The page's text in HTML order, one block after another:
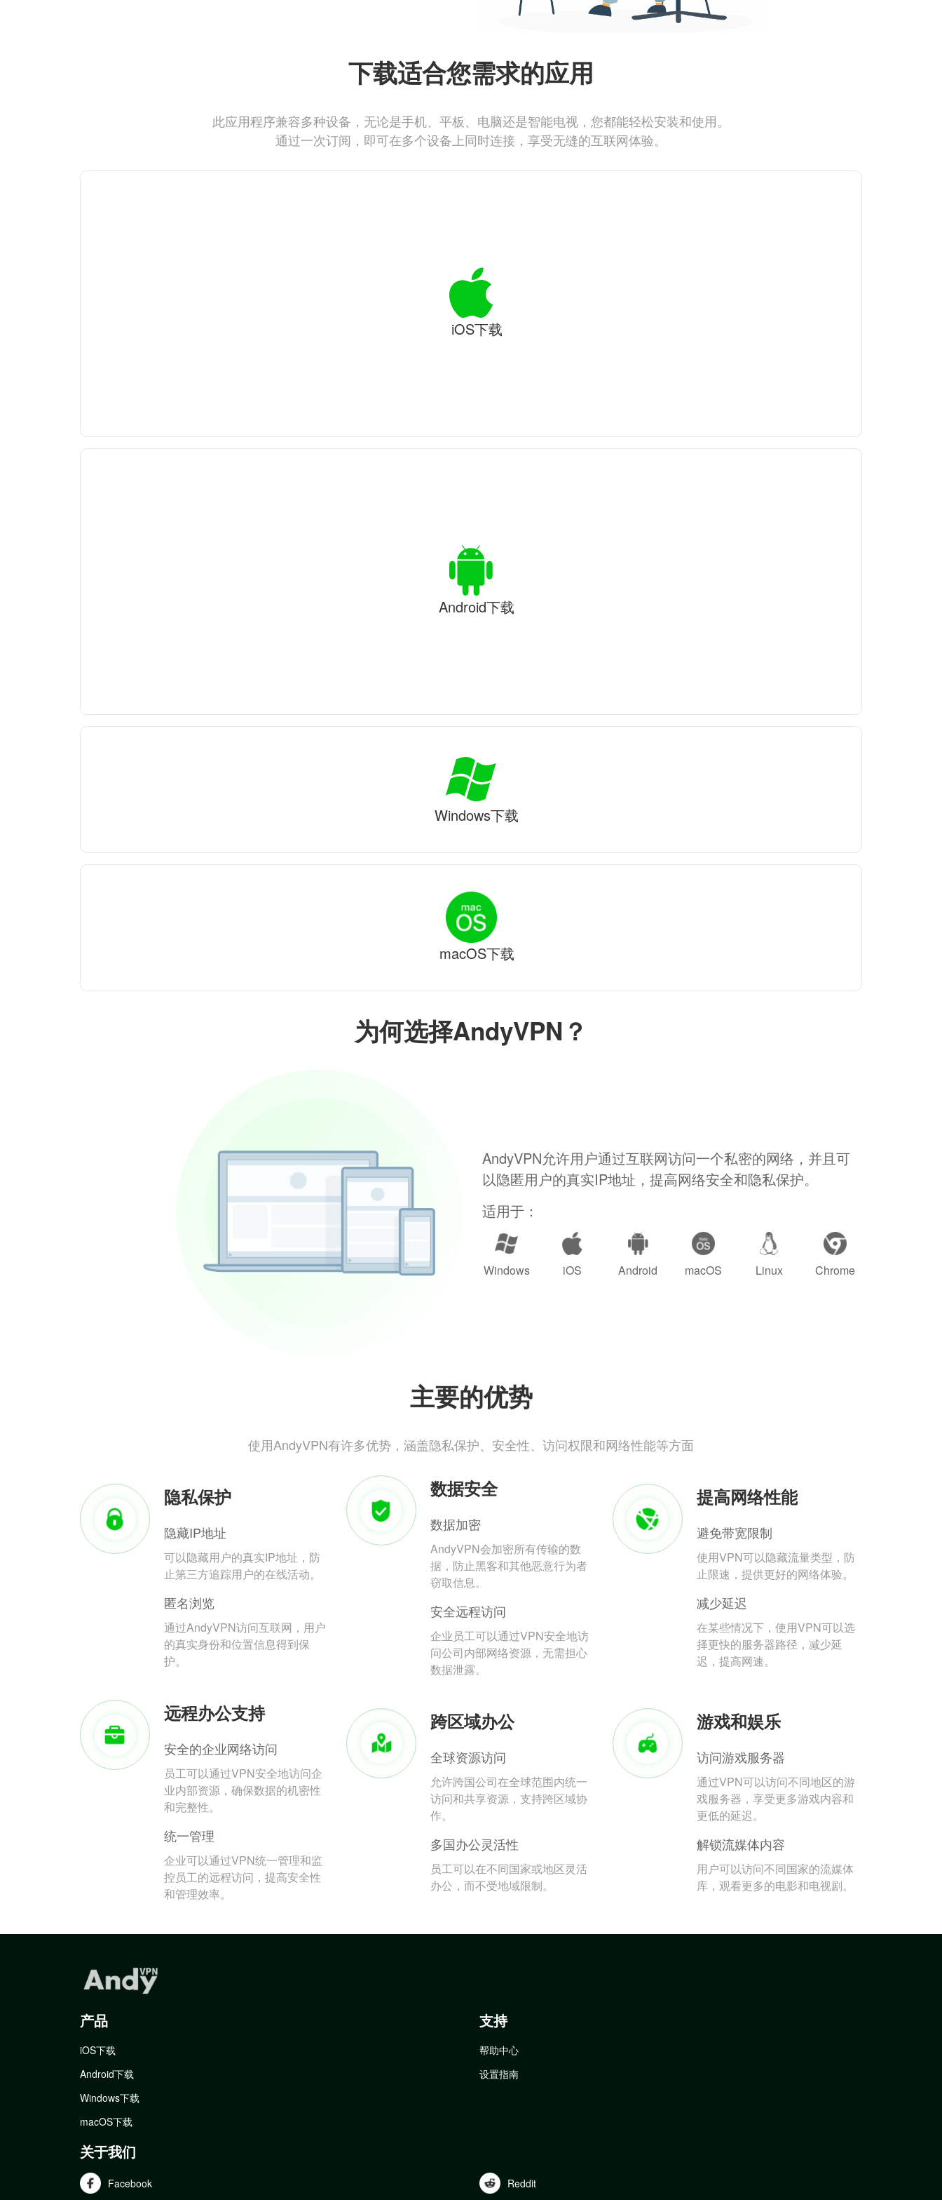
为何选择AndyVPN？
AndyVPN允许用户通过互联网访问一个私密的网络，并且可
以隐匿用户的真实IP地址，提高网络安全和隐私保护。
适用于：
Windows iOS Android macOS Linux Chrome
主要的优势
使用AndyVPN有许多优势，涵盖隐私保护、安全性、访问权限和网络性能等方面
隐私保护
隐藏IP地址
可以隐藏用户的真实IP地址，防
止第三方追踪用户的在线活动。
匿名浏览
通过AndyVPN访问互联网，用户
的真实身份和位置信息得到保
护。
数据安全
数据加密
AndyVPN会加密所有传输的数
据，防止黑客和其他恶意行为者
窃取信息。
安全远程访问
企业员工可以通过VPN安全地访
问公司内部网络资源，无需担心
数据泄露。
提高网络性能
避免带宽限制
使用VPN可以隐藏流量类型，防
止限速，提供更好的网络体验。
减少延迟
在某些情况下，使用VPN可以选
择更快的服务器路径，减少延
迟，提高网速。
远程办公支持
安全的企业网络访问
员工可以通过VPN安全地访问企
业内部资源，确保数据的机密性
和完整性。
统一管理
企业可以通过VPN统一管理和监
控员工的远程访问，提高安全性
和管理效率。
跨区域办公
全球资源访问
允许跨国公司在全球范围内统一
访问和共享资源，支持跨区域协
作。
多国办公灵活性
员工可以在不同国家或地区灵活
办公，而不受地域限制。
游戏和娱乐
访问游戏服务器
通过VPN可以访问不同地区的游
戏服务器，享受更多游戏内容和
更低的延迟。
解锁流媒体内容
用户可以访问不同国家的流媒体
库，观看更多的电影和电视剧。
下载适合您需求的应用
此应用程序兼容多种设备，无论是手机、平板、电脑还是智能电视，您都能轻松安装和使用。
通过一次订阅，即可在多个设备上同时连接，享受无缝的互联网体验。
iOS下载
Android下载
Windows下载
macOS下载
产品
iOS下载
Android下载
Windows下载
macOS下载
支持
帮助中心
设置指南
关于我们
Facebook Reddit